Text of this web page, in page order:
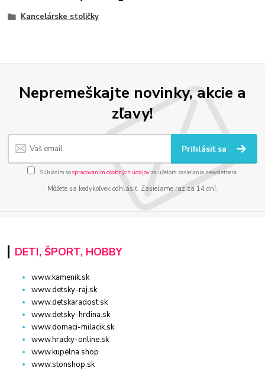
Kancelárske stoličky
Nepremeškajte novinky, akcie a
zľavy!
Prihlásiť sa
Súhlasím sospracovaním osobných údajov za účelom zasielania newslettera.
Môžete sa kedykoľvek odhlásiť. Zasielame raz za 14 dní.
DETI, ŠPORT, HOBBY
www.kamenik.sk
www.detsky-raj.sk
www.detskaradost.sk
www.detsky-hrdina.sk
www.domaci-milacik.sk
www.hracky-online.sk
www.kupelna.shop
www.stonshop.sk